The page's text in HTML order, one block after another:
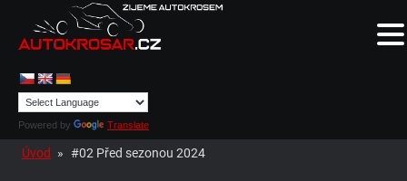
Powered by Translate
Úvod » #02 Před sezonou 2024